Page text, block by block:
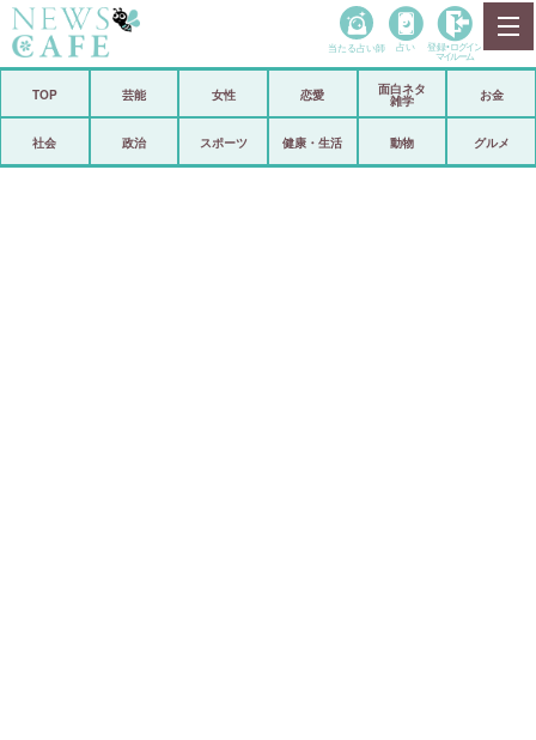
政治
当たる占い師 占い 登録• ログイン
マイルーム
TOP 芸能 女性 恋愛
面白ネタ
雑学
お金
社会 政治 スポーツ 健康・生活 動物 グルメ